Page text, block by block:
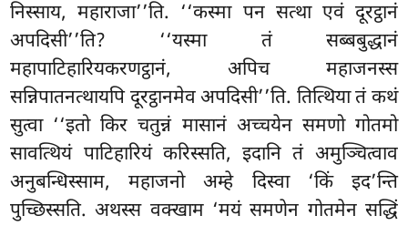
निस्साय, महाराजा’’ति. ‘‘कस्मा पन सत्था एवं दूरट्ठानं
अपदिसी’’ति? ‘‘यस्मा तं सब्बबुद्धानं
महापाटिहारियकरणट्ठानं, अपिच महाजनस्स
सन्निपातनत्थायपि दूरट्ठानमेव अपदिसी’’ति. तित्थिया तं कथं
सुत्वा ‘‘इतो किर चतुन्नं मासानं अच्चयेन समणो गोतमो
सावत्थियं पाटिहारियं करिस्सति, इदानि तं अमुञ्चित्वाव
अनुबन्धिस्साम, महाजनो अम्हे दिस्वा ‘किं इद’न्ति
पुच्छिस्सति. अथस्स वक्खाम ‘मयं समणेन गोतमेन सद्धिं